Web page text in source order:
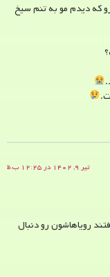
که دیدم مو به تنم سیخ
تیر ۹, ۱۴۰۲ در ۱۲:۲۵ ب.ظ
رویاهاشون رو دنبال